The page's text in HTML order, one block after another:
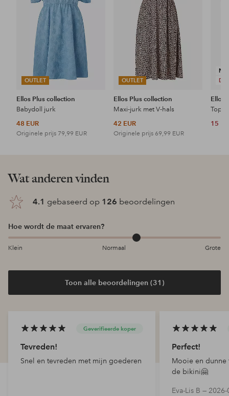
OUTLET
Ellos Plus collection
Babydoll jurk
48 EUR
Originele prijs 79,99 EUR
OUTLET
Ellos Plus collection
Maxi-jurk met V-hals
42 EUR
Originele prijs 69,99 EUR
Ellos
Topje
15
Wat anderen vinden
4.1 gebaseerd op 126 beoordelingen
Hoe wordt de maat ervaren?
Klein Normaal Grote
Toon alle beoordelingen (31)
Geverifieerde koper
Tevreden!
Snel en tevreden met mijn goederen
Perfect!
Mooie en dunne
de bikini🤗
Eva-Lis B — 2026-